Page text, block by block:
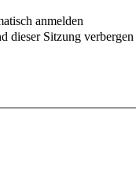
anmelden
dieser Sitzung verbergen